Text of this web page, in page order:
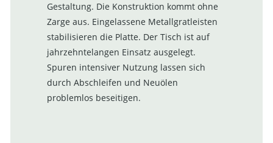
Gestaltung. Die Konstruktion kommt ohne
Zarge aus. Eingelassene Metallgratleisten
stabilisieren die Platte. Der Tisch ist auf
jahrzehntelangen Einsatz ausgelegt.
Spuren intensiver Nutzung lassen sich
durch Abschleifen und Neuölen
problemlos beseitigen.